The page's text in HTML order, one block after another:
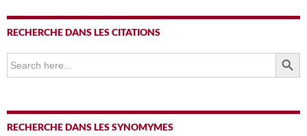
RECHERCHE DANS LES CITATIONS
Search
for:
SEARCH
RECHERCHE DANS LES SYNOMYMES